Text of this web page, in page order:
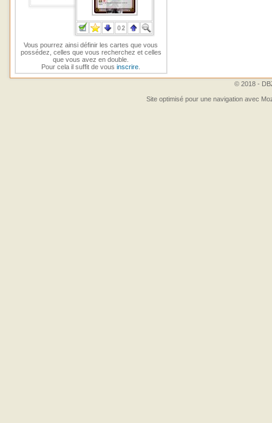
Vous pourrez ainsi définir les cartes que vous
possédez, celles que vous recherchez et celles
que vous avez en double.
Pour cela il suffit de vousinscrire
© 2018 -
Site optimisé pour une navigation avec